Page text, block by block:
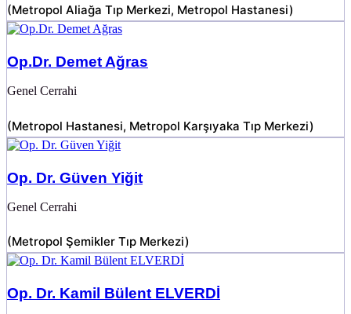
(Metropol Aliağa Tıp Merkezi, Metropol Hastanesi)
Op.Dr. Demet Ağras
Genel Cerrahi
(Metropol Hastanesi, Metropol Karşıyaka Tıp Merkezi)
Op. Dr. Güven Yiğit
Genel Cerrahi
(Metropol Şemikler Tıp Merkezi)
Op. Dr. Kamil Bülent ELVERDİ